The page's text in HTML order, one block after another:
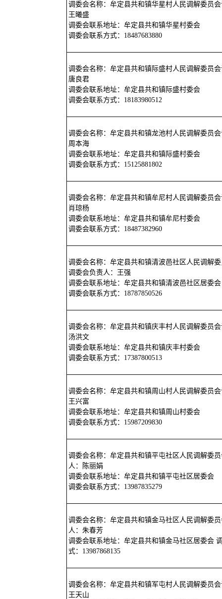
调委会名称：牟定县共和镇华星村人民调解委员
王曦盛
调委会联系地址：牟定县共和镇华星村委会
调委会联系方式：18487683880
调委会名称：牟定县共和镇际盛村人民调解委员
唐良君
调委会联系地址：牟定县共和镇际盛村委会
调委会联系方式：18183980512
调委会名称：牟定县共和镇龙池村人民调解委员
周本海
调委会联系地址：牟定县共和镇际盛村委会
调委会联系方式：15125881802
调委会名称：牟定县共和镇牟尼村人民调解委员
肖琼杨
调委会联系地址：牟定县共和镇牟尼村委会
调委会联系方式：18487382960
调委会名称：牟定县共和镇清波邑社区人民调解
调委会负责人：王强
调委会联系地址：牟定县共和镇清波邑社区居委会
调委会联系方式：18787850526
调委会名称：牟定县共和镇庆丰村人民调解委员
汤洪文
调委会联系地址：牟定县共和镇庆丰村委会
调委会联系方式：17387800513
调委会名称：牟定县共和镇周山村人民调解委员
王兴富
调委会联系地址：牟定县共和镇周山村委会
调委会联系方式：15987209830
调委会名称：牟定县共和镇平屯社区人民调解委
人：陈丽娟
调委会联系地址：牟定县共和镇平屯社区居委会
调委会联系方式：13987835279
调委会名称：牟定县共和镇金马社区人民调解委
人：朱春芳
调委会联系地址：牟定县共和镇金马社区居委会
式：13987868135
调委会名称：牟定县共和镇军屯村人民调解委员
王天山